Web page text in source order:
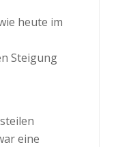
heute im
Steigung
eine